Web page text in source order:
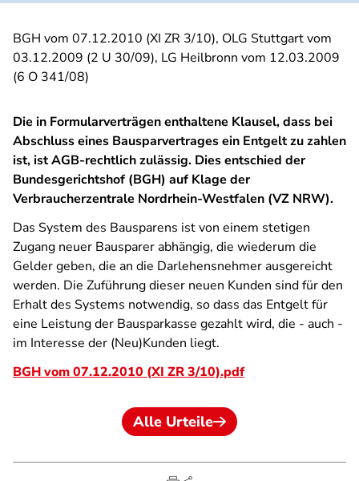
BGH vom 07.12.2010 (XI ZR 3/10), OLG Stuttgart vom
03.12.2009 (2 U 30/09), LG Heilbronn vom 12.03.2009
(6 O 341/08)
Die in Formularverträgen enthaltene Klausel, dass bei
Abschluss eines Bausparvertrages ein Entgelt zu zahlen
ist, ist AGB-rechtlich zulässig. Dies entschied der
Bundesgerichtshof (BGH) auf Klage der
Verbraucherzentrale Nordrhein-Westfalen (VZ NRW).
Das System des Bausparens ist von einem stetigen
Zugang neuer Bausparer abhängig, die wiederum die
Gelder geben, die an die Darlehensnehmer ausgereicht
werden. Die Zuführung dieser neuen Kunden sind für den
Erhalt des Systems notwendig, so dass das Entgelt für
eine Leistung der Bausparkasse gezahlt wird, die - auch -
im Interesse der (Neu)Kunden liegt.
BGH vom 07.12.2010 (XI ZR 3/10).pdf
Alle Urteile